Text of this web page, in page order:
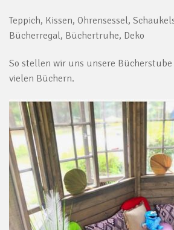
Teppich, Kissen, Ohrensessel,
Bücherregal, Büchertruhe, Deko
So stellen wir uns unsere
vielen Büchern.